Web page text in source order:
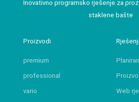
Inovativno programsko rješenje za
staklene bašte
Proizvodi
premium
professional
vario Web